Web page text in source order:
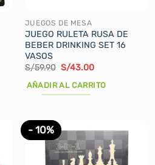
JUEGOS DE MESA
JUEGO RULETA RUSA DE
BEBER DRINKING SET 16
VASOS
S/59.90 El
original
era:
S/43.00El
actual
AÑADIR AL CARRITO
- 10%